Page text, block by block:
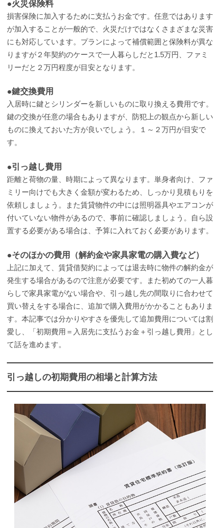
●火災保険料
損害保険に加入するために支払うお金です。任意ではあります
が加入することが一般的で、火災だけではなくさまざまな災害
にも対応しています。プランによって補償範囲と保険料が異な
りますが２年契約のケースで一人暮らしだと1.5万円、ファミ
リーだと２万円程度が目安となります。
●鍵交換費用
入居時に鍵とシリンダーを新しいものに取り換える費用です。
鍵の交換が任意の場合もありますが、防犯上の観点から新しい
ものに換えておいた方が良いでしょう。１～２万円が目安で
す。
●引っ越し費用
距離と荷物の量、時期によって異なります。単身者向け、ファ
ミリー向けでも大きく金額が変わるため、しっかり見積もりを
依頼しましょう。また賃貸物件の中には照明器具やエアコンが
付いていない物件があるので、事前に確認しましょう。自ら設
置する必要がある場合は、予算に入れておく必要があります。
●そのほかの費用（解約金や家具家電の購入費など）
上記に加えて、賃貸借契約によっては退去時に物件の解約金が
発生する場合があるので注意が必要です。また初めての一人暮
らしで家具家電がない場合や、引っ越し先の間取りに合わせて
買い替えをする場合に、追加で購入費用がかかることもありま
す。本記事では分かりやすさを優先して追加費用については割
愛し、「初期費用＝入居先に支払うお金＋引っ越し費用」とし
て話を進めます。
引っ越しの初期費用の相場と計算方法